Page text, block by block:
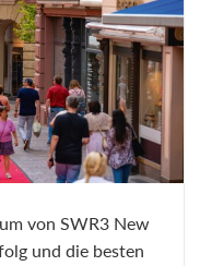
von SWR3 New
und die besten